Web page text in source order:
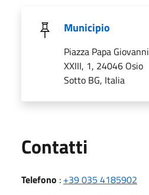
Municipio
Piazza Papa Giovanni
XXIII, 1, 24046 Osio
Sotto BG, Italia
Contatti
Telefono : +39 035 4185902